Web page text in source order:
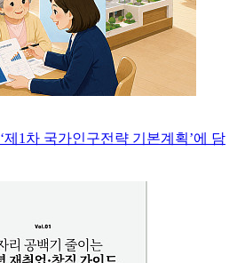
제1차 국가인구전략 기본계획’에 담